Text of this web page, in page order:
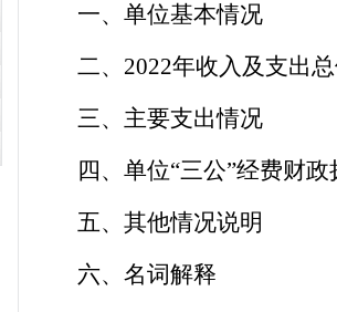
一、单位基本情况
二、 2022年收入及支出
三、主要支出情况
四、单位“三公”经费财
五、其他情况说明
六、名词解释